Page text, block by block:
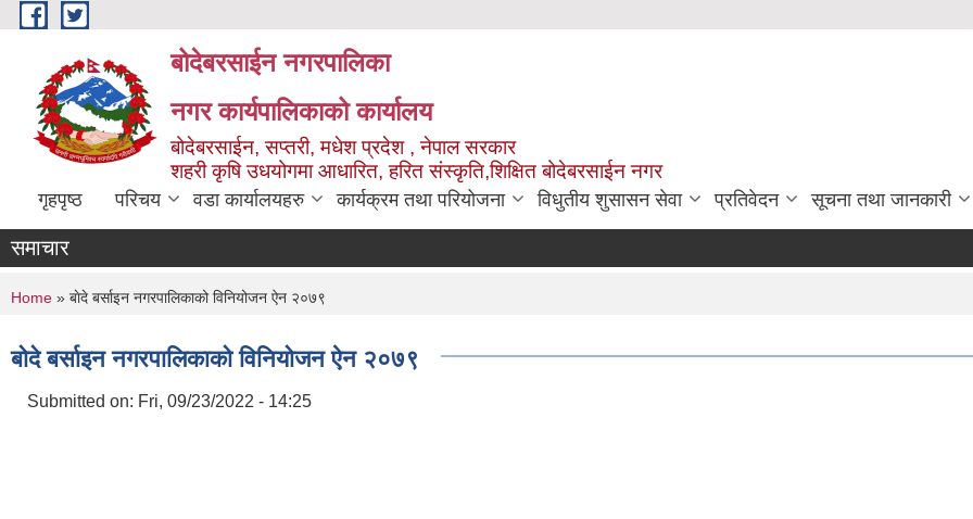
Skip to main content
बोदेबरसाईन नगरपालिका
नगर कार्यपालिकाको कार्यालय
बोदेबरसाईन, सप्तरी, मधेश प्रदेश , नेपाल सरकार
शहरी कृषि उधयोगमा आधारित, हरित संस्कृति,शिक्षित बोदेबरसाईन नगर
गृहपृष्ठ परिचय वडा कार्यालयहरु कार्यक्रम तथा परियोजना विधुतीय शुसासन सेवा प्रतिवेदन सूचना तथा जानकारी
समाचार
You are here
Home » बाेदे बर्साइन नगरपालिकाको विनियोजन ऐन २०७९
बाेदे बर्साइन नगरपालिकाको विनियोजन ऐन २०७९
Submitted on: Fri, 09/23/2022 - 14:25